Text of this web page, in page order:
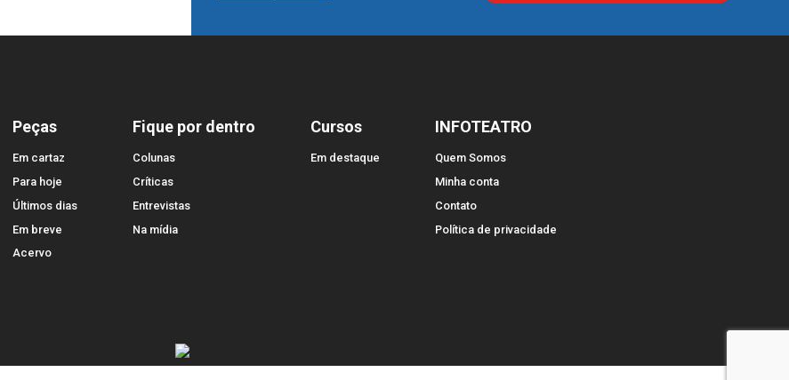
Peças
Em cartaz
Para hoje
Últimos dias
Em breve
Acervo
Fique por dentro
Colunas
Críticas
Entrevistas
Na mídia
Cursos
Em destaque
INFOTEATRO
Quem Somos
Minha conta
Contato
Política de privacidade